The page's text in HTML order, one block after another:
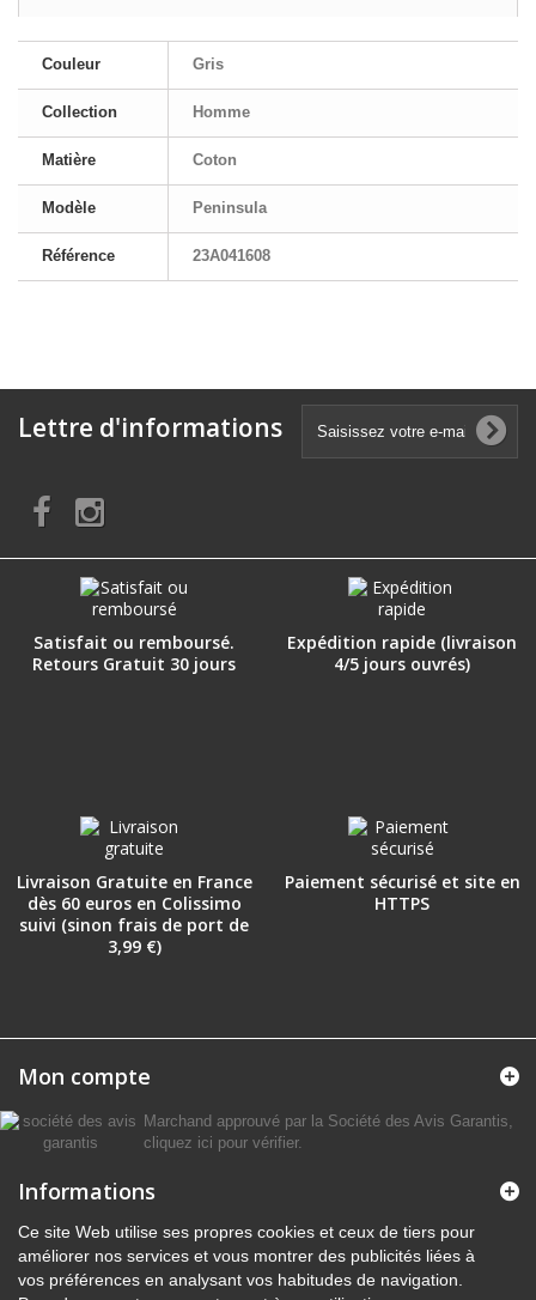
Couleur Gris
Collection Homme
Matière Coton
Modèle Peninsula
Référence 23A041608
Lettre d'informations
Satisfait ou remboursé.
Retours Gratuit 30 jours
Expédition rapide (livraison
4/5 jours ouvrés)
Livraison Gratuite en France
dès 60 euros en Colissimo
suivi (sinon frais de port de
3,99 €)
Paiement sécurisé et site en
HTTPS
Mon compte
Marchand approuvé par la Société des Avis Garantis,
cliquez ici pour vérifier.
Informations
Ce site Web utilise ses propres cookies et ceux de tiers pour
améliorer nos services et vous montrer des publicités liées à
vos préférences en analysant vos habitudes de navigation.